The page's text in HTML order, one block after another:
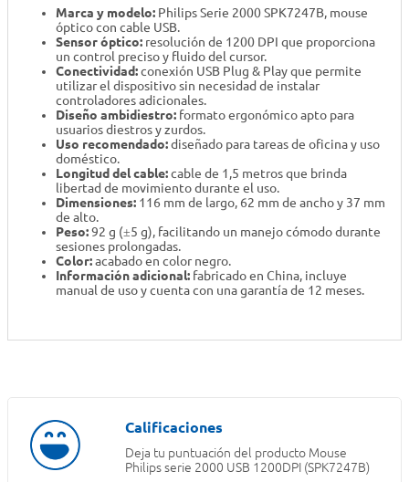
Marca y modelo: Philips Serie 2000 SPK7247B, mouse
óptico con cable USB.
Sensor óptico: resolución de 1200 DPI que proporciona
un control preciso y fluido del cursor.
Conectividad:conexión USB Plug & Play que permite
utilizar el dispositivo sin necesidad de instalar
controladores adicionales.
Diseño ambidiestro: formato ergonómico apto para
usuarios diestros y zurdos.
Uso recomendado:diseñado para tareas de oficina y uso
doméstico.
Longitud del cable:cable de 1,5 metros que brinda
libertad de movimiento durante el uso.
Dimensiones: 116 mm de largo, 62 mm de ancho y 37 mm
de alto.
Peso:92 g (±5 g), facilitando un manejo cómodo durante
sesiones prolongadas.
Color:acabado en color negro.
Información adicional: fabricado en China, incluye
manual de uso y cuenta con una garantía de 12 meses.
Deja tu puntuación del producto Mouse
Philips serie 2000 USB 1200DPI (SPK7247B)